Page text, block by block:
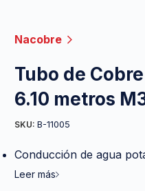
Nacobre
Tubo de
6.10 metros
SKU: B-11005
Conducción de agua
Leer más